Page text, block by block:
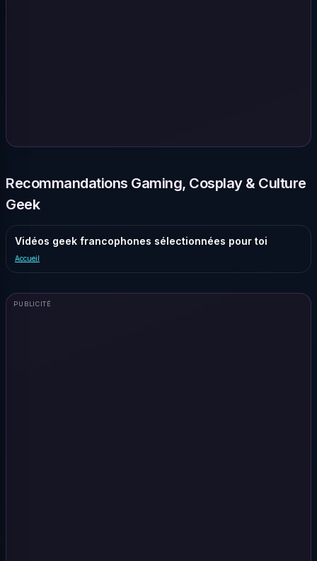
Recommandations Gaming, Cosplay & Culture
Geek
Vidéos geek francophones sélectionnées pour toi
Accueil
PUBLICITÉ